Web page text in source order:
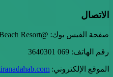
الاتصال
صفحة الفيس بوك: @Tiranadahab · Beach Resort
رقم الهاتف: 069 3640301
الموقع الإلكتروني: